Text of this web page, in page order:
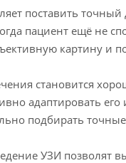
поставить
пациент ещё не
картину и
становится
адаптировать
подбирать
УЗИ позволят